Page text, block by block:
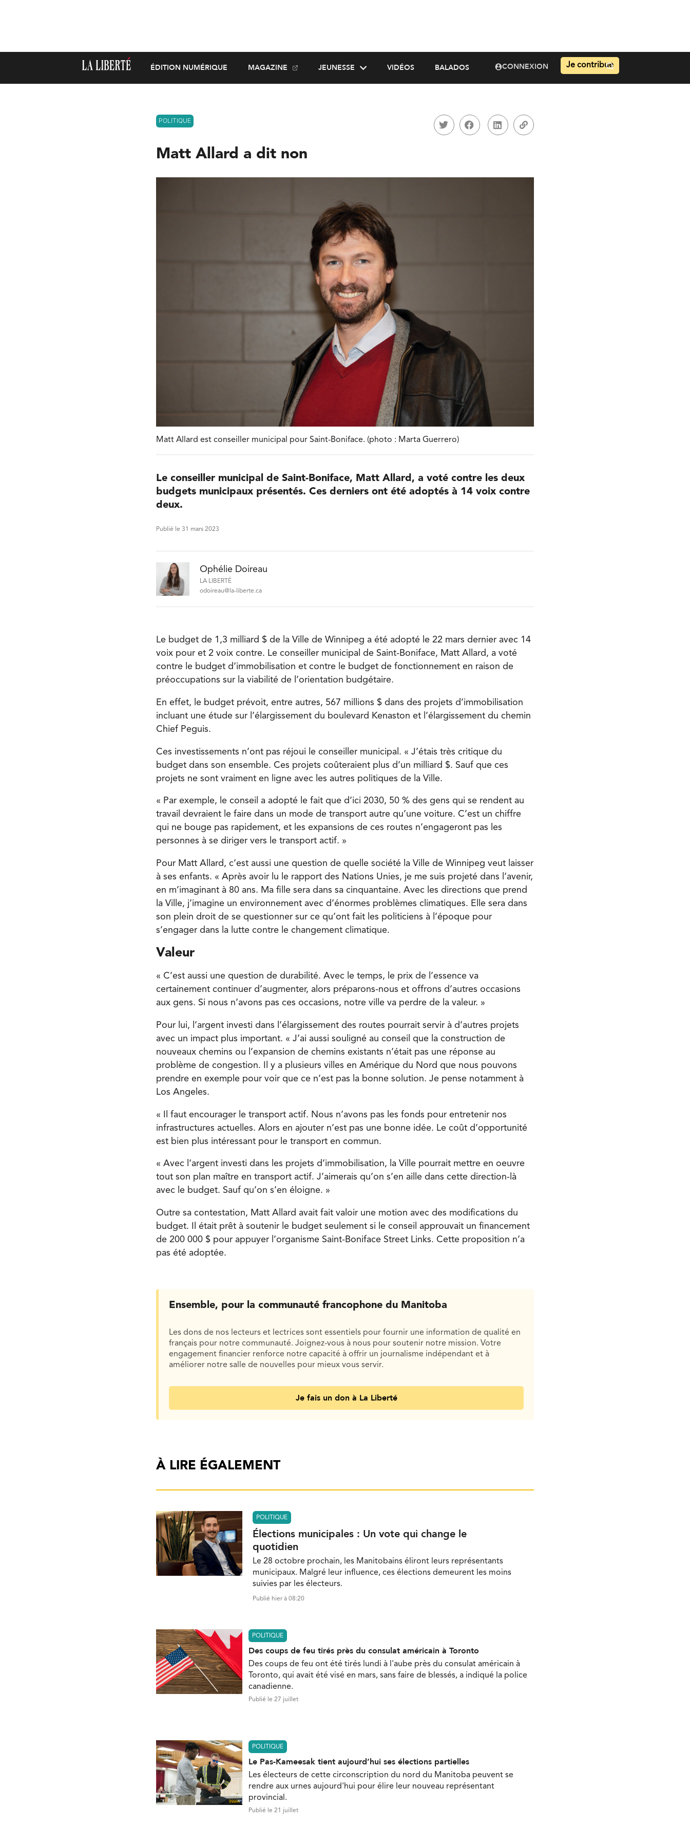
ÉDITION NUMÉRIQUE MAGAZINE JEUNESSE VIDÉOS BALADOS CONNEXION Je contribue
POLITIQUE
Matt Allard a dit non
Matt Allard est conseiller municipal pour Saint-Boniface. (photo : Marta Guerrero)
Le conseiller municipal de Saint-Boniface, Matt Allard, a voté contre les deux
budgets municipaux présentés. Ces derniers ont été adoptés à 14 voix contre
deux.
Publié le 31 mars 2023
Ophélie Doireau
LA LIBERTÉ
odoireau@la-liberte.ca
Le budget de 1,3 milliard $ de la Ville de Winnipeg a été adopté le 22 mars dernier avec 14
voix pour et 2 voix contre. Le conseiller municipal de Saint-Boniface, Matt Allard, a voté
contre le budget d’immobilisation et contre le budget de fonctionnement en raison de
préoccupations sur la viabilité de l’orientation budgétaire.
En effet, le budget prévoit, entre autres, 567 millions $ dans des projets d’immobilisation
incluant une étude sur l’élargissement du boulevard Kenaston et l’élargissement du chemin
Chief Peguis.
Ces investissements n’ont pas réjoui le conseiller municipal. « J’étais très critique du
budget dans son ensemble. Ces projets coûteraient plus d’un milliard $. Sauf que ces
projets ne sont vraiment en ligne avec les autres politiques de la Ville.
« Par exemple, le conseil a adopté le fait que d’ici 2030, 50 % des gens qui se rendent au
travail devraient le faire dans un mode de transport autre qu’une voiture. C’est un chiffre
qui ne bouge pas rapidement, et les expansions de ces routes n’engageront pas les
personnes à se diriger vers le transport actif. »
Pour Matt Allard, c’est aussi une question de quelle société la Ville de Winnipeg veut laisser
à ses enfants. « Après avoir lu le rapport des Nations Unies, je me suis projeté dans l’avenir,
en m’imaginant à 80 ans. Ma fille sera dans sa cinquantaine. Avec les directions que prend
la Ville, j’imagine un environnement avec d’énormes problèmes climatiques. Elle sera dans
son plein droit de se questionner sur ce qu’ont fait les politiciens à l’époque pour
s’engager dans la lutte contre le changement climatique.
Valeur
« C’est aussi une question de durabilité. Avec le temps, le prix de l’essence va
certainement continuer d’augmenter, alors préparons-nous et offrons d’autres occasions
aux gens. Si nous n’avons pas ces occasions, notre ville va perdre de la valeur. »
Pour lui, l’argent investi dans l’élargissement des routes pourrait servir à d’autres projets
avec un impact plus important. « J’ai aussi souligné au conseil que la construction de
nouveaux chemins ou l’expansion de chemins existants n’était pas une réponse au
problème de congestion. Il y a plusieurs villes en Amérique du Nord que nous pouvons
prendre en exemple pour voir que ce n’est pas la bonne solution. Je pense notamment à
Los Angeles.
« Il faut encourager le transport actif. Nous n’avons pas les fonds pour entretenir nos
infrastructures actuelles. Alors en ajouter n’est pas une bonne idée. Le coût d’opportunité
est bien plus intéressant pour le transport en commun.
« Avec l’argent investi dans les projets d’immobilisation, la Ville pourrait mettre en oeuvre
tout son plan maître en transport actif. J’aimerais qu’on s’en aille dans cette direction-là
avec le budget. Sauf qu’on s’en éloigne. »
Outre sa contestation, Matt Allard avait fait valoir une motion avec des modifications du
budget. Il était prêt à soutenir le budget seulement si le conseil approuvait un financement
de 200 000 $ pour appuyer l’organisme Saint-Boniface Street Links. Cette proposition n’a
pas été adoptée.
Ensemble, pour la communauté francophone du Manitoba
Les dons de nos lecteurs et lectrices sont essentiels pour fournir une information de qualité en
français pour notre communauté. Joignez-vous à nous pour soutenir notre mission. Votre
engagement financier renforce notre capacité à offrir un journalisme indépendant et à
améliorer notre salle de nouvelles pour mieux vous servir.
Je fais un don à La Liberté
À LIRE ÉGALEMENT
POLITIQUE
Élections municipales : Un vote qui change le
quotidien
Le 28 octobre prochain, les Manitobains éliront leurs représentants
municipaux. Malgré leur influence, ces élections demeurent les moins
suivies par les électeurs.
Publié hier à 08:20
POLITIQUE
Des coups de feu tirés près du consulat américain à Toronto
Des coups de feu ont été tirés lundi à l'aube près du consulat américain à
Toronto, qui avait été visé en mars, sans faire de blessés, a indiqué la police
canadienne.
Publié le 27 juillet
POLITIQUE
Le Pas-Kameesak tient aujourd’hui ses élections partielles
Les électeurs de cette circonscription du nord du Manitoba peuvent se
rendre aux urnes aujourd'hui pour élire leur nouveau représentant
provincial.
Publié le 21 juillet